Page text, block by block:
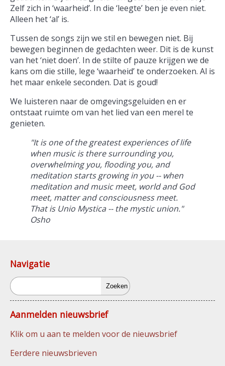
Zelf zich in ‘waarheid’. In die ‘leegte’ ben je even niet.
Alleen het ‘al’ is.
Tussen de songs zijn we stil en bewegen niet. Bij
bewegen beginnen de gedachten weer. Dit is de kunst
van het ‘niet doen’. In de stilte of pauze krijgen we de
kans om die stille, lege ‘waarheid’ te onderzoeken. Al is
het maar enkele seconden. Dat is goud!
We luisteren naar de omgevingsgeluiden en er
ontstaat ruimte om van het lied van een merel te
genieten.
"It is one of the greatest experiences of life
when music is there surrounding you,
overwhelming you, flooding you, and
meditation starts growing in you -- when
meditation and music meet, world and God
meet, matter and consciousness meet.
That is Unio Mystica -- the mystic union."
Osho
Navigatie
Zoeken
Aanmelden nieuwsbrief
Klik om u aan te melden voor de nieuwsbrief
Eerdere nieuwsbrieven